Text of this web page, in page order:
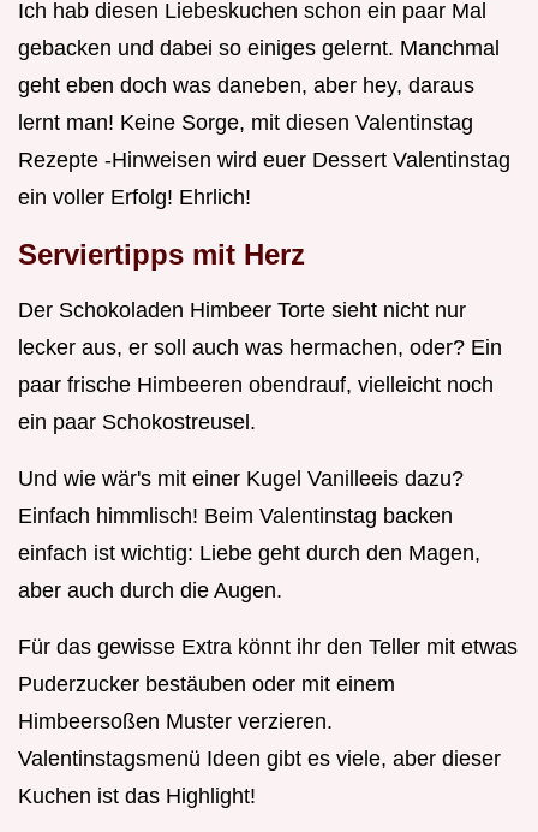
Ich hab diesen Liebeskuchen schon ein paar Mal
gebacken und dabei so einiges gelernt. Manchmal
geht eben doch was daneben, aber hey, daraus
lernt man! Keine Sorge, mit diesen Valentinstag
Rezepte -Hinweisen wird euer Dessert Valentinstag
ein voller Erfolg! Ehrlich!
Serviertipps mit Herz
Der Schokoladen Himbeer Torte sieht nicht nur
lecker aus, er soll auch was hermachen, oder? Ein
paar frische Himbeeren obendrauf, vielleicht noch
ein paar Schokostreusel.
Und wie wär's mit einer Kugel Vanilleeis dazu?
Einfach himmlisch! Beim Valentinstag backen
einfach ist wichtig: Liebe geht durch den Magen,
aber auch durch die Augen.
Für das gewisse Extra könnt ihr den Teller mit etwas
Puderzucker bestäuben oder mit einem
Himbeersoßen Muster verzieren.
Valentinstagsmenü Ideen gibt es viele, aber dieser
Kuchen ist das Highlight!